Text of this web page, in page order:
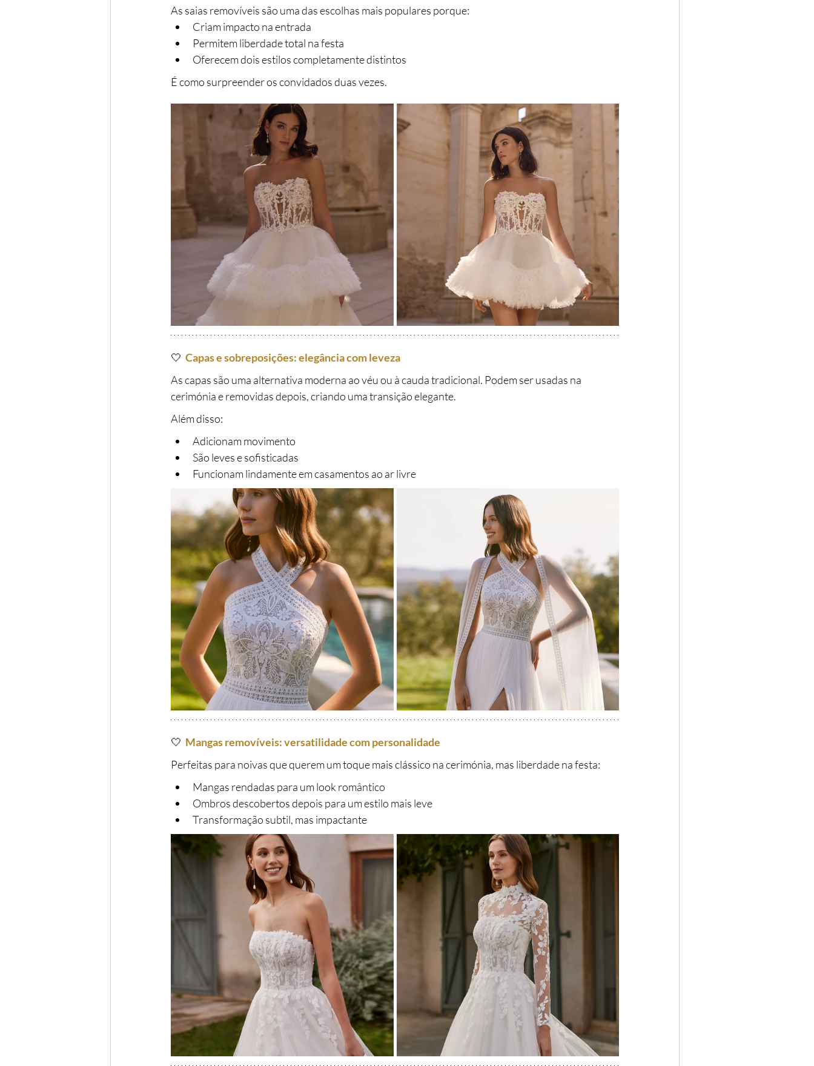
As saias removíveis são uma das escolhas mais populares porque:
Criam impacto na entrada
Permitem liberdade total na festa
Oferecem dois estilos completamente distintos
É como surpreender os convidados duas vezes.
🤍 Capas e sobreposições: elegância com leveza
As capas são uma alternativa moderna ao véu ou à cauda tradicional. Podem ser usadas na
cerimónia e removidas depois, criando uma transição elegante.
Além disso:
Adicionam movimento
São leves e sofisticadas
Funcionam lindamente em casamentos ao ar livre
🤍 Mangas removíveis: versatilidade com personalidade
Perfeitas para noivas que querem um toque mais clássico na cerimónia, mas liberdade na festa:
Mangas rendadas para um look romântico
Ombros descobertos depois para um estilo mais leve
Transformação subtil, mas impactante